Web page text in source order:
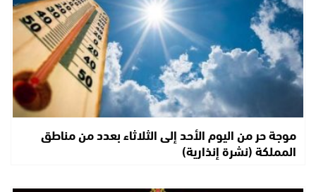
موجة حر من اليوم الأحد إلى الثلاثاء بعدد من مناطق
المملكة (نشرة إنذارية)